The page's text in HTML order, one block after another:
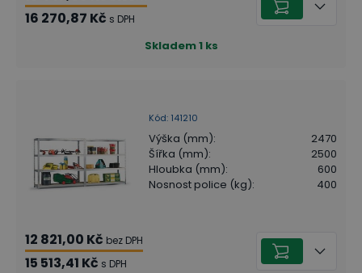
16 270,87 Kč s DPH
Skladem1 ks
Kód: 141210
Výška (mm):
2470
Šířka (mm):
2500
Hloubka (mm):
600
Nosnost police (kg): 400
12 821,00 Kč bez DPH
15 513,41 Kč s DPH